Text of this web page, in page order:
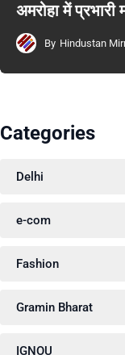
अमरोहा में
By Hindustan
Categories
Delhi
e-com
Fashion
Gramin Bharat
IGNOU